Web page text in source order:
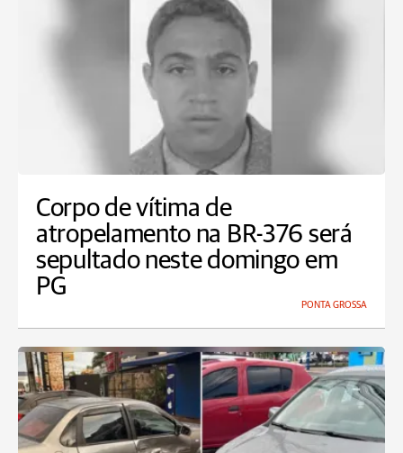
Corpo de vítima de
atropelamento na BR-376 será
sepultado neste domingo em
PG
PONTA GROSSA